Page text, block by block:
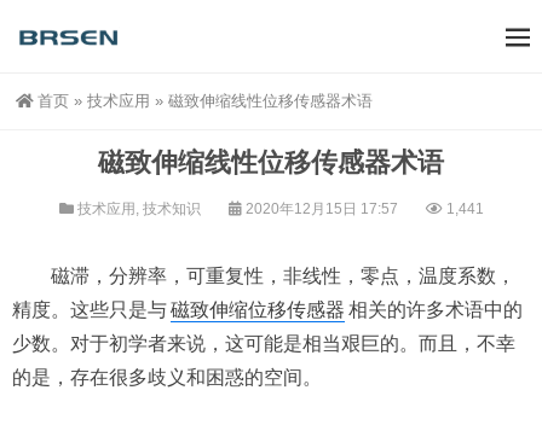
首页 » 技术应用 » 磁致伸缩线性位移传感器术语
磁致伸缩线性位移传感器术语
技术应用 , 技术知识 2020年12月15日 17:57 1,441
磁滞，分辨率，可重复性，非线性，零点，温度系数，
精度。这些只是与磁致伸缩位移传感器 相关的许多术语中的
少数。对于初学者来说，这可能是相当艰巨的。而且，不幸
的是，存在很多歧义和困惑的空间。